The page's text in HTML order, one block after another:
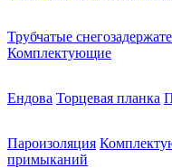
Трубчатые
Комплектующие
Ендова Торцевая планка
Пароизоляция
примыканий